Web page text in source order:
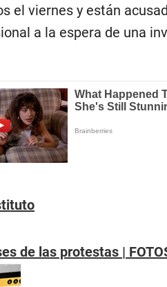
el viernes y están
a la espera de una
de las protestas |